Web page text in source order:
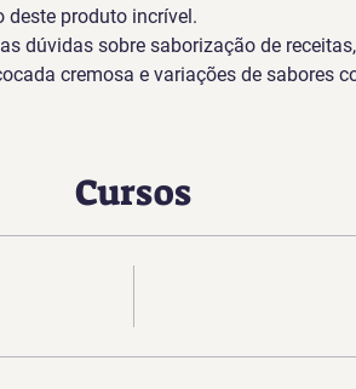
deste produto incrível.
dúvidas sobre saborização de
cremosa e variações de sabores
Cursos